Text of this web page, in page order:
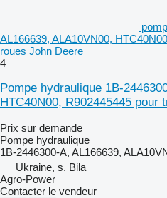
AL166639, ALA10VN00,
roues John Deere
4
Pompe hydraulique 1B-
HTC40N00, R902445445 pour
Prix sur demande
Pompe hydraulique
1B-2446300-A, AL166639,
Ukraine, s. Bila
Agro-Power
Contacter le vendeur